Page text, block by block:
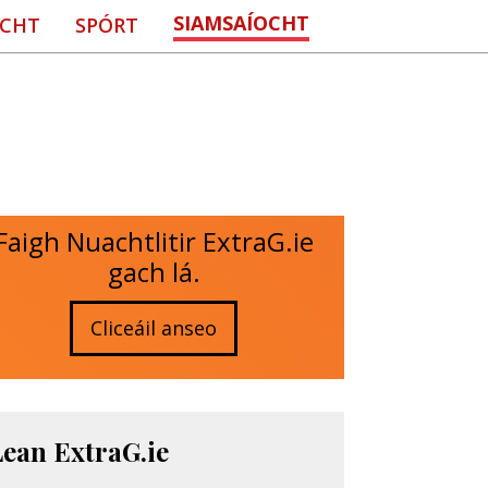
SPÓRT SIAMSAÍOCHT
Nuachtlitir ExtraG.ie
gach lá.
Cliceáil anseo
ExtraG.ie